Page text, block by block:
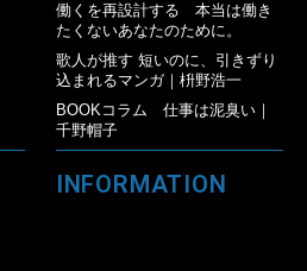
働くを再設計する 本当は働き
たくないあなたのために。
歌人が推す 短いのに、引きずり
込まれるマンガ｜枡野浩一
BOOKコラム 仕事は泥臭い｜
千野帽子
INFORMATION